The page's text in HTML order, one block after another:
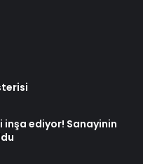
inşa ediyor! Sanayinin